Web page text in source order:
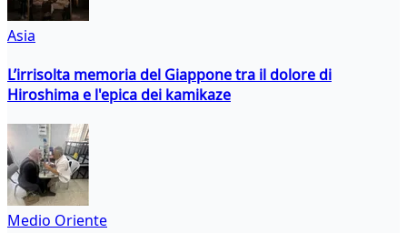
Asia
L’irrisolta memoria del Giappone tra il dolore di
Hiroshima e l'epica dei kamikaze
Medio Oriente